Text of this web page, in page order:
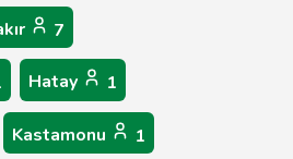
7
Hatay 1
Kastamonu 1